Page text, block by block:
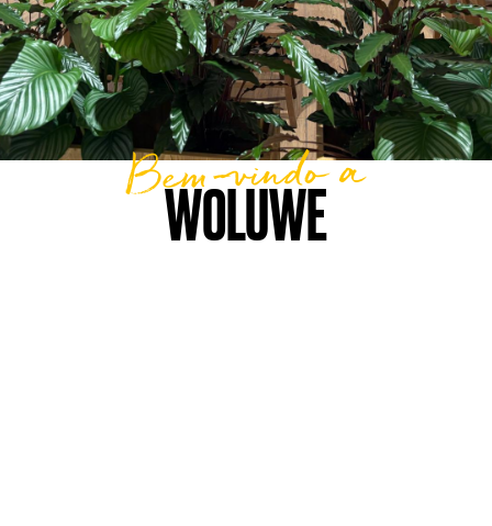
WOLUWE
Bem-vindo a